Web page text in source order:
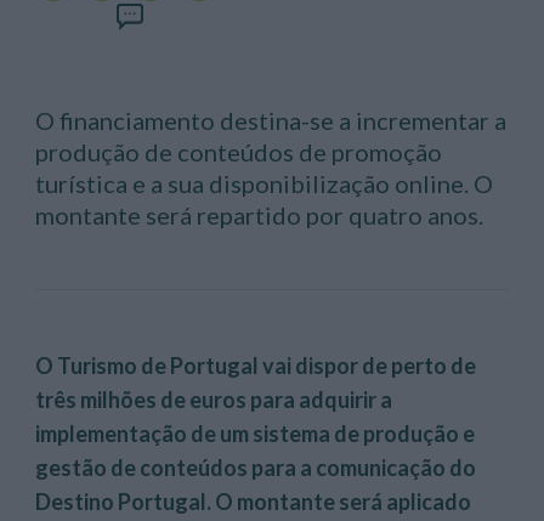
O financiamento destina-se a incrementar a
produção de conteúdos de promoção
turística e a sua disponibilização online. O
montante será repartido por quatro anos.
O Turismo de Portugal vai dispor de perto de
três milhões de euros para adquirir a
implementação de um sistema de produção e
gestão de conteúdos para a comunicação do
Destino Portugal. O montante será aplicado